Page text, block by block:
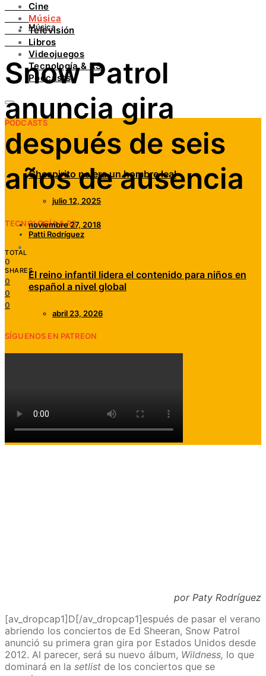
INSTAGRAM
PINTEREST
YOUTUBE
LINKEDIN
Cine
Música
Televisión
Libros
Videojuegos
Tecnología & RS
Podcasts
PODCASTS
Chespirito no era un hombre leal
julio 12, 2025
TECNOLOGÍA & RS
El reino infantil lidera el contenido para niños en
español a nivel global
abril 23, 2026
SÍGUENOS EN PATREON
Música
Snow Patrol
anuncia gira
después de seis
años de ausencia
noviembre 27, 2018
Patti Rodríguez
TOTAL
0
SHARES
0
0
0
por Paty Rodríguez
[av_dropcap1]D[/av_dropcap1]espués de pasar el verano
abriendo los conciertos de Ed Sheeran, Snow Patrol
anunció su primera gran gira por Estados Unidos desde
2012. Al parecer, será su nuevo álbum, Wildness, lo que
dominará en la setlist de los conciertos que se